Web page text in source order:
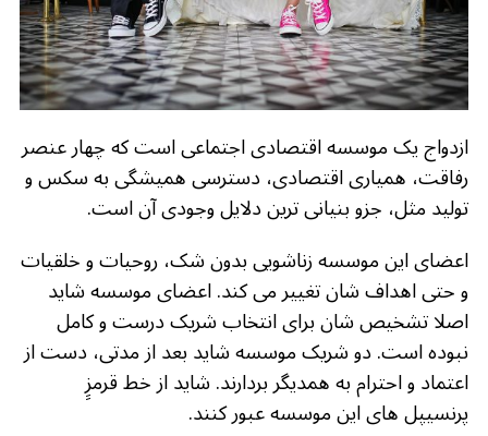
o
k p
ازدواج یک موسسه اقتصادی اجتماعی است که چهار عنصر
رفاقت، همیاری اقتصادی، دسترسی همیشگی به سکس و
تولید مثل، جزو بنیانی ترین دلایل وجودی آن است.
اعضای این موسسه زناشویی بدون شک، روحیات و خلقیات
و حتی اهداف شان تغییر می کند. اعضای موسسه شاید
اصلا تشخیص شان برای انتخاب شریک درست و کامل
نبوده است. دو شریک موسسه شاید بعد از مدتی، دست از
اعتماد و احترام به همدیگر بردارند. شاید از خط قرمزِِ
پرنسیپل های این موسسه عبور کنند.